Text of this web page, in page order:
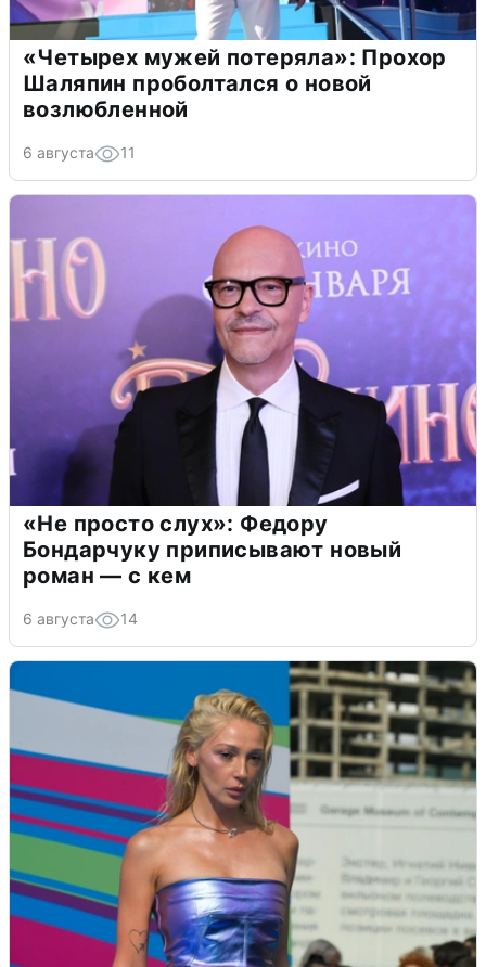
«Четырех мужей потеряла»: Прохор
Шаляпин проболтался о новой
возлюбленной
6 августа 11
«Не просто слух»: Федору
Бондарчуку приписывают новый
роман — с кем
6 августа 14